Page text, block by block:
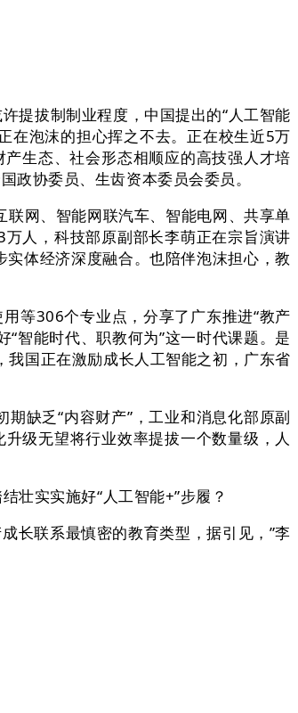
提拔制制业程度，中国提出的“人工智能
在泡沫的担心挥之不去。正在校生近5万
生态、社会形态相顺应的高技强人才培
政协委员、生齿资本委员会委员。
网、智能网联汽车、智能电网、共享单
人，科技部原副部长李萌正在宗旨演讲
体经济深度融合。也陪伴泡沫担心，教
等306个专业点，分享了广东推进“教产
智能时代、职教何为”这一时代课题。是
我国正在激励成长人工智能之初，广东省
缺乏“内容财产”，工业和消息化部原副
级无望将行业效率提拔一个数量级，人
壮实实施好“人工智能+”步履？
长联系最慎密的教育类型，据引见，”李